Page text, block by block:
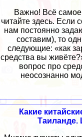
Важно! Всё самое
читайте здесь. Если
нам постоянно
составим), то
следующие: «как
средства вы
вопрос про
неосознанно
Какие
Таиланде.